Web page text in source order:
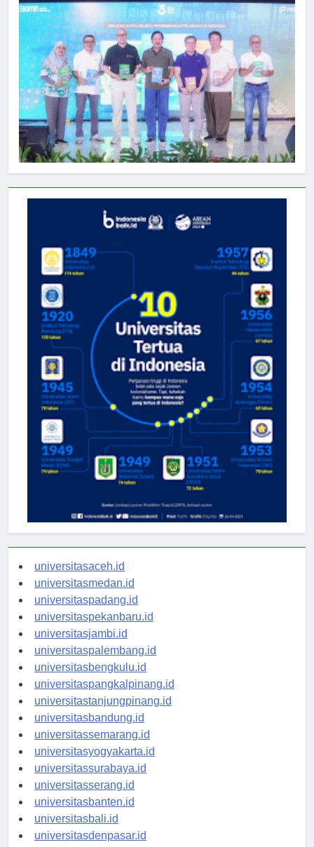
universitasaceh.id
universitasmedan.id
universitaspadang.id
universitaspekanbaru.id
universitasjambi.id
universitaspalembang.id
universitasbengkulu.id
universitaspangkalpinang.id
universitastanjungpinang.id
universitasbandung.id
universitassemarang.id
universitasyogyakarta.id
universitassurabaya.id
universitasserang.id
universitasbanten.id
universitasbali.id